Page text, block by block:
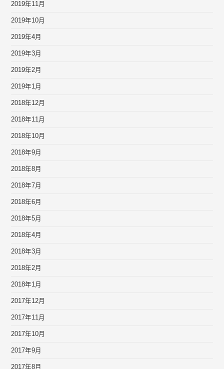
2019年11月
2019年10月
2019年4月
2019年3月
2019年2月
2019年1月
2018年12月
2018年11月
2018年10月
2018年9月
2018年8月
2018年7月
2018年6月
2018年5月
2018年4月
2018年3月
2018年2月
2018年1月
2017年12月
2017年11月
2017年10月
2017年9月
2017年8月